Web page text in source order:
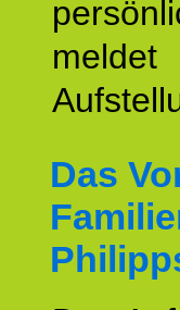
Das